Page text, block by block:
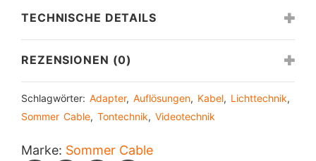
TECHNISCHE DETAILS
REZENSIONEN (0)
Schlagwörter: Adapter, Auflösungen, Kabel, Lichttechnik,
Sommer Cable, Tontechnik, Videotechnik
Marke: Sommer Cable